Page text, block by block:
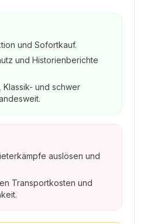
und Sofortkauf.
und Historienberichte
und schwer
auslösen und
Transportkosten und